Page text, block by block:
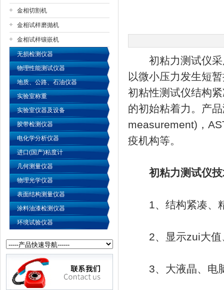
公司名称
金相切割机
金相试样磨抛机
金相试样镶嵌机
无损检测仪器
物理性能测试仪器
地质、公路、石油仪器
实验室称重
实验室仪器及设备
胶带检测仪器
电化学分析仪器
进口(国产)粘度计
几何测量仪器
物理光学仪器
表面结构测量仪器
涂料油漆检测仪器
环境试验仪器
初粘力测试仪采
以微小压力发生短
初粘性测试仪结构
的初始粘着力。产
measurement)，
疫机构等。
初粘力测试仪
1、结构紧凑、精
2、显示zui大值
3、大液晶、电